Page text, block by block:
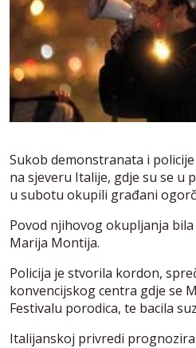
Sukob demonstranata i
na sjeveru Italije, gdje su se u
u subotu okupili građani
Povod njihovog okupljanja
Marija Montija.
Policija je stvorila kordon,
konvencijskog centra gdje se
Festivalu porodica, te bacila
Italijanskoj privredi